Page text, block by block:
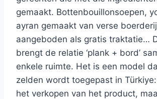
gemaakt. Bottenbouillonsoepen,
ayran gemaakt van verse
aangeboden als gratis traktatie…
brengt de relatie ‘plank + bord’
enkele ruimte. Het is een model
zelden wordt toegepast in
het verkopen van het product,